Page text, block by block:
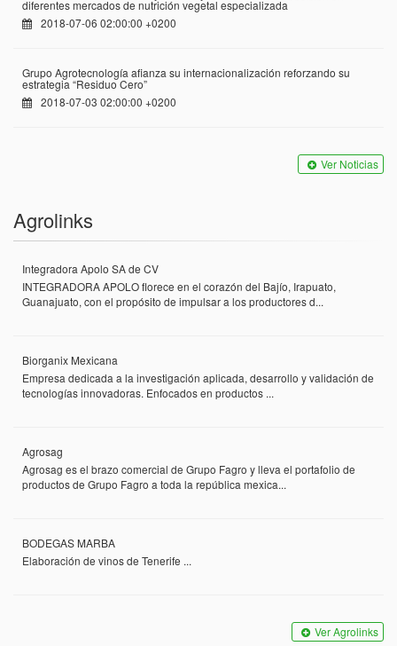
diferentes mercados de nutrición vegetal especializada
2018-07-06 02:00:00 +0200
Grupo Agrotecnología afianza su internacionalización reforzando su
estrategia “Residuo Cero”
2018-07-03 02:00:00 +0200
Ver Noticias
Agrolinks
Integradora Apolo SA de CV
INTEGRADORA APOLO florece en el corazón del Bajío, Irapuato,
Guanajuato, con el propósito de impulsar a los productores d...
Biorganix Mexicana
Empresa dedicada a la investigación aplicada, desarrollo y validación de
tecnologías innovadoras. Enfocados en productos ...
Agrosag
Agrosag es el brazo comercial de Grupo Fagro y lleva el portafolio de
productos de Grupo Fagro a toda la república mexica...
BODEGAS MARBA
Elaboración de vinos de Tenerife ...
Ver Agrolinks